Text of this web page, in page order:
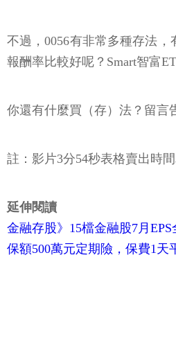
不過，0056有非常多種存法
報酬率比較好呢？Smart智富
你還有什麼買（存）法？留言
註：影片3分54秒表格賣出時
延伸閱讀
金融存股》15檔金融股7月
保額500萬元定期險，保費1